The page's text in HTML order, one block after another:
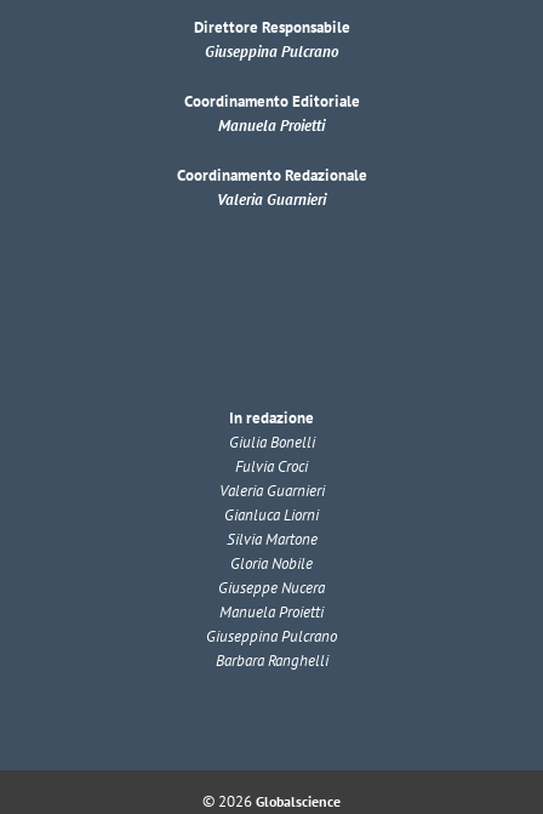
Direttore Responsabile
Giuseppina Pulcrano
Coordinamento Editoriale
Manuela Proietti
Coordinamento Redazionale
Valeria Guarnieri
In redazione
Giulia Bonelli
Fulvia Croci
Valeria Guarnieri
Gianluca Liorni
Silvia Martone
Gloria Nobile
Giuseppe Nucera
Manuela Proietti
Giuseppina Pulcrano
Barbara Ranghelli
© 2026 Globalscience